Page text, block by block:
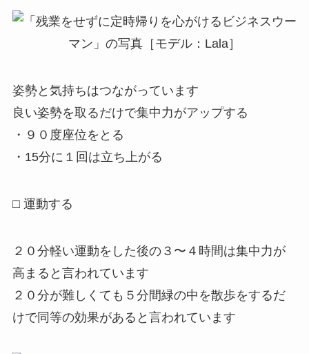
姿勢と気持ちはつながっています
良い姿勢を取るだけで集中力がアップする
・９０度座位をとる
・15分に１回は立ち上がる
□ 運動する
２０分軽い運動をした後の３〜４時間は集中力が
高まると言われています
２０分が難しくても５分間緑の中を散歩をするだ
けで同等の効果があると言われています